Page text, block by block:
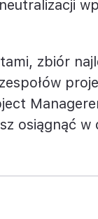
zbiór
osiągnąć w